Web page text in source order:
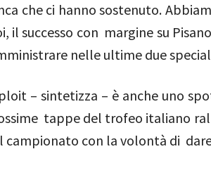
che ci hanno sostenuto.
il successo con margine su
nelle ultime due
– sintetizza – è anche uno
tappe del trofeo italiano
campionato con la volontà di